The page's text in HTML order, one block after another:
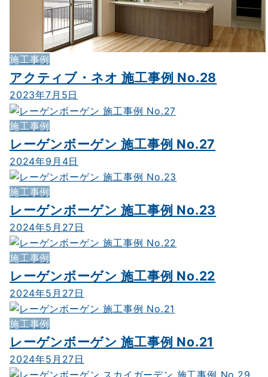
施工事例
アクティブ・ネオ 施工事例 No.28
2023年7月5日
施工事例
レーゲンボーゲン 施工事例 No.27
2024年9月4日
施工事例
レーゲンボーゲン 施工事例 No.23
2024年5月27日
施工事例
レーゲンボーゲン 施工事例 No.22
2024年5月27日
施工事例
レーゲンボーゲン 施工事例 No.21
2024年5月27日